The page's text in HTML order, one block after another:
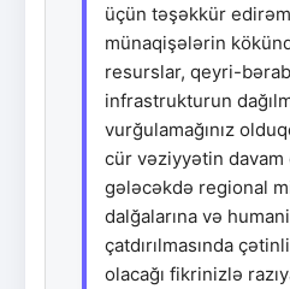
üçün təşəkkür
münaqişələrin
resurslar, qeyri-
infrastrukturun
vurğulamağınız
cür vəziyyətin davam
gələcəkdə regional
dalğalarına və
çatdırılmasında
olacağı fikrinizlə